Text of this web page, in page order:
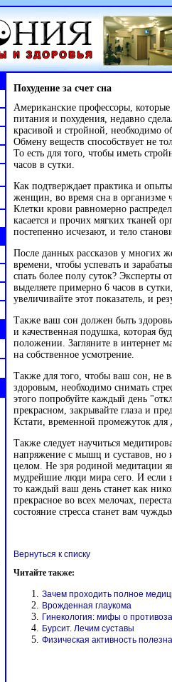
Похудение за счет сна
Американские профессоры,
питания и похудения, недавно
красивой и стройной, необходимо
Обмену веществ способствует не
То есть для того, чтобы иметь
часов в сутки.
Как подтверждает практика и
женщин, во время сна в организме
Клетки крови равномерно
касается и прочих мягких тканей
постепенно исчезают, и тело
После данных рассказов у многих
времени, чтобы успевать и
спать более полу суток? Эксперты
выделяете примерно 6 часов в
увеличивайте этот показатель, и
Также ваш сон должен быть
и качественная подушка, которая
положении. Загляните в интернет
на собственное усмотрение.
Также для того, чтобы ваш сон, не
здоровым, необходимо снимать
этого попробуйте каждый день
прекрасном, закрывайте глаза и
Кстати, временной промежуток
Также следует научиться
напряжение с мышц и суставов, но
целом. Не зря родиной медитации
мудрейшие люди мира сего. И если
то каждый ваш день станет как
прекрасное во всех мелочах,
состояние стресса станет вам
Вернуться к списку
Читайте также:
Зачем проходить полное
Врожденная глаукома
Гинекология: мифы о
Бурсит. Лечим суставы
Физическая активность